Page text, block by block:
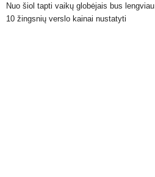
Nuo šiol tapti vaikų globėjais bus lengviau
10 žingsnių verslo kainai nustatyti